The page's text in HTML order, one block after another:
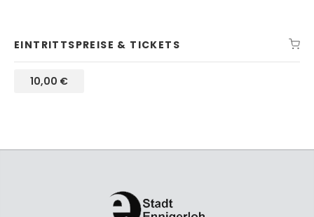
EINTRITTSPREISE & TICKETS
10,00 €